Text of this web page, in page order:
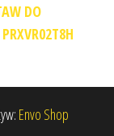
DO
Envo Shop